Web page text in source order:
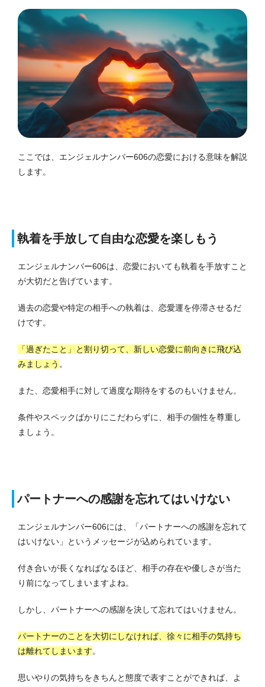
ここでは、エンジェルナンバー606の恋愛における意味を解説
します。
執着を手放して自由な恋愛を楽しもう
エンジェルナンバー606は、恋愛においても執着を手放すこと
が大切だと告げています。
過去の恋愛や特定の相手への執着は、恋愛運を停滞させるだ
けです。
「過ぎたこと」と割り切って、新しい恋愛に前向きに飛び込
みましょう 。
また、恋愛相手に対して過度な期待をするのもいけません。
条件やスペックばかりにこだわらずに、相手の個性を尊重し
ましょう。
パートナーへの感謝を忘れてはいけない
エンジェルナンバー606には、「パートナーへの感謝を忘れて
はいけない」というメッセージが込められています。
付き合いが長くなればなるほど、相手の存在や優しさが当た
り前になってしまいますよね。
しかし、パートナーへの感謝を決して忘れてはいけません。
パートナーのことを大切にしなければ、徐々に相手の気持ち
は離れてしまいます。
思いやりの気持ちをきちんと態度で表すことができれば、よ